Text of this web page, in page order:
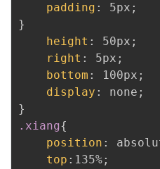
padding : 5px ;
}
height : 50px ;
right : 5px ;
bottom : 100px ;
display : none ;
}
.xiang{
position :
top : 135%;